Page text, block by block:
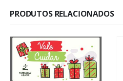
PRODUTOS RELACIONADOS